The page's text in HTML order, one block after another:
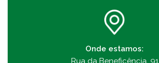
Onde estamos:
Rua da Beneficência, 91